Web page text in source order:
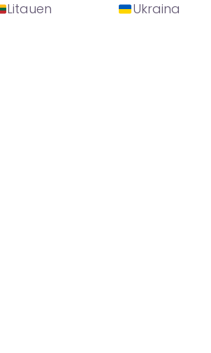
Litauen
Ukraina